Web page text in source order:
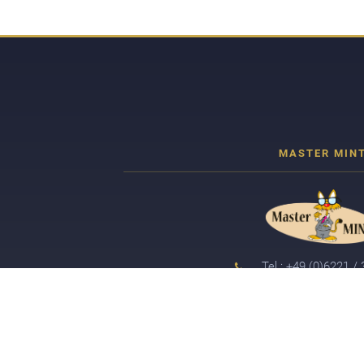
Tel.: +49 (0)6221 /